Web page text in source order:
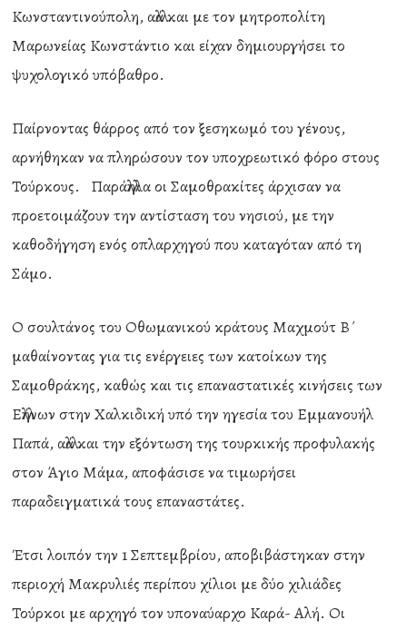
Κωνσταντινούπολη, αλλά και με τον μητροπολίτη
Μαρωνείας Κωνστάντιο και είχαν δημιουργήσει το
ψυχολογικό υπόβαθρο.
Παίρνοντας θάρρος από τον ξεσηκωμό του γένους,
αρνήθηκαν να πληρώσουν τον υποχρεωτικό φόρο στους
Τούρκους. Παράλληλα οι Σαμοθρακίτες άρχισαν να
προετοιμάζουν την αντίσταση του νησιού, με την
καθοδήγηση ενός οπλαρχηγού που καταγόταν από τη
Σάμο.
Ο σουλτάνος του Οθωμανικού κράτους Μαχμούτ Β΄
μαθαίνοντας για τις ενέργειες των κατοίκων της
Σαμοθράκης, καθώς και τις επαναστατικές κινήσεις των
Ελλήνων στην Χαλκιδική υπό την ηγεσία του Εμμανουήλ
Παπά, αλλά και την εξόντωση της τουρκικής προφυλακής
στον Άγιο Μάμα, αποφάσισε να τιμωρήσει
παραδειγματικά τους επαναστάτες.
Έτσι λοιπόν την 1 Σεπτεμβρίου, αποβιβάστηκαν στην
περιοχή Μακρυλιές περίπου χίλιοι με δύο χιλιάδες
Τούρκοι με αρχηγό τον υποναύαρχο Καρά- Αλή. Οι